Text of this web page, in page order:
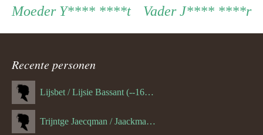
Persoon
ouder
navigatie
VaderVader
J**** ****r
Moeder Moeder
Y**** ****t
Recente personen
Lijsbet / Lijsie Bassant (--1687)
Trijntge Jaecqman / Jaackman (--1651)